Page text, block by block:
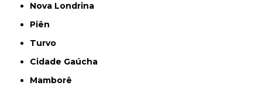
Nova Londrina
Piên
Turvo
Cidade Gaúcha
Mamborê